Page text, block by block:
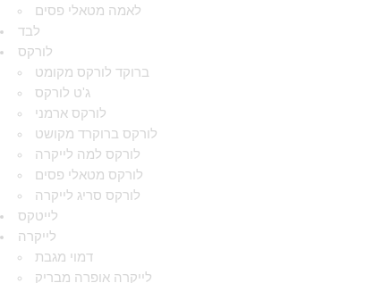
לאמה מטאלי פסים
לבד
לורקס
ברוקד לורקס מקומט
ג'ט לורקס
לורקס ארמני
לורקס ברוקרד מקושט
לורקס למה לייקרה
לורקס מטאלי פסים
לורקס סריג לייקרה
לייטקס
לייקרה
דמוי מגבת
לייקרה אופרה מבריק